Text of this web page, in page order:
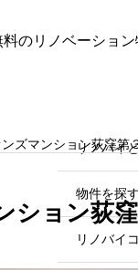
リノバイ
物件を探す
リノバイ
のリノベーション
野坂上周辺で見つけ
リノベマンション
ズマンション荻窪第
ション荻